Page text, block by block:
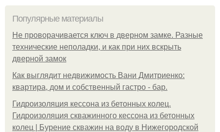
Популярные материалы
Не проворачивается ключ в дверном замке. Разные
технические неполадки, и как при них вскрыть
дверной замок
Как выглядит недвижимость Вани Дмитриенко:
квартира, дом и собственный гастро - бар.
Гидроизоляция кессона из бетонных колец.
Гидроизоляция скважинного кессона из бетонных
колец | Бурение скважин на воду в Нижегородской